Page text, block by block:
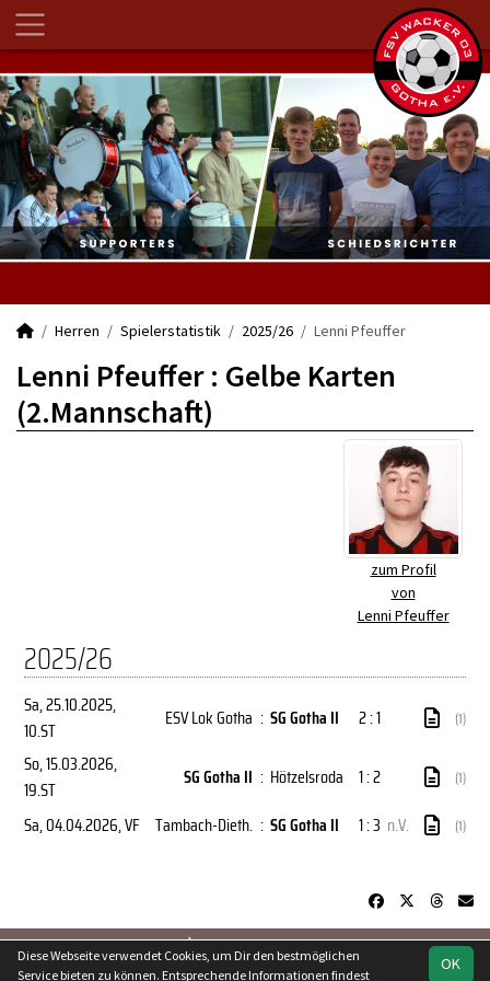
Herren Spielerstatistik 2025/26 Lenni Pfeuffer
Lenni Pfeuffer : Gelbe Karten
(2.Mannschaft)
zum Profil
von
Lenni Pfeuffer
2025/26
Sa, 25.10.2025,
10.ST
ESV Lok Gotha : SG Gotha II 2 : 1 (1)
So, 15.03.2026,
19.ST
SG Gotha II : Hötzelsroda 1 : 2 (1)
Sa, 04.04.2026, VF Tambach-Dieth. : SG Gotha II 1 : 3 n.V. (1)
soccero.de
OK
Diese Webseite verwendet Cookies, um Dir den bestmöglichen
Service bieten zu können. Entsprechende Informationen findest